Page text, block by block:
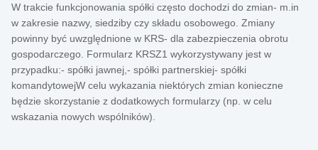
W trakcie funkcjonowania spółki często dochodzi do zmian- m.in
w zakresie nazwy, siedziby czy składu osobowego. Zmiany
powinny być uwzględnione w KRS- dla zabezpieczenia obrotu
gospodarczego. Formularz KRSZ1 wykorzystywany jest w
przypadku:- spółki jawnej,- spółki partnerskiej- spółki
komandytowejW celu wykazania niektórych zmian konieczne
będzie skorzystanie z dodatkowych formularzy (np. w celu
wskazania nowych wspólników).